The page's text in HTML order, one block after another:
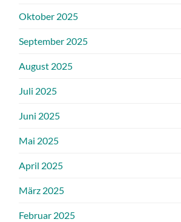
Oktober 2025
September 2025
August 2025
Juli 2025
Juni 2025
Mai 2025
April 2025
März 2025
Februar 2025